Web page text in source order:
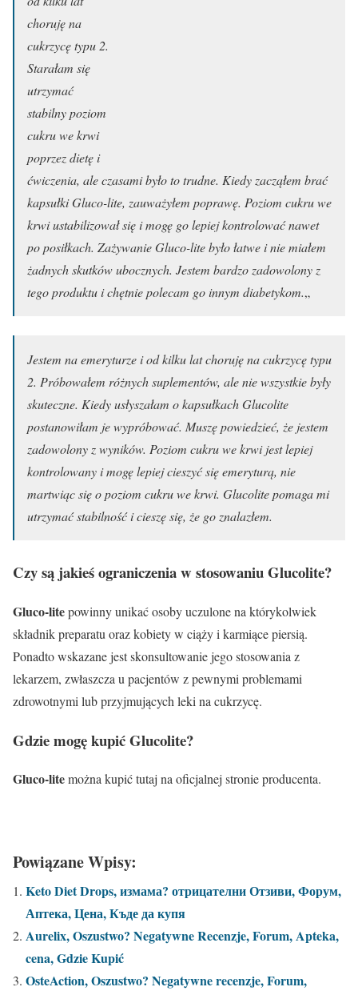
choruję na
cukrzycę typu 2.
Starałam się
utrzymać
stabilny poziom
cukru we krwi
poprzez dietę i
ćwiczenia, ale czasami było to trudne. Kiedy zacząłem brać
kapsułki Gluco-lite, zauważyłem poprawę. Poziom cukru we
krwi ustabilizował się i mogę go lepiej kontrolować nawet
po posiłkach. Zażywanie Gluco-lite było łatwe i nie miałem
żadnych skutków ubocznych. Jestem bardzo zadowolony z
tego produktu i chętnie polecam go innym diabetykom.„
Jestem na emeryturze i od kilku lat choruję na cukrzycę typu
2. Próbowałem różnych suplementów, ale nie wszystkie były
skuteczne. Kiedy usłyszałam o kapsułkach Glucolite
postanowiłam je wypróbować. Muszę powiedzieć, że jestem
zadowolony z wyników. Poziom cukru we krwi jest lepiej
kontrolowany i mogę lepiej cieszyć się emeryturą, nie
martwiąc się o poziom cukru we krwi. Glucolite pomaga mi
utrzymać stabilność i cieszę się, że go znalazłem.
Czy są jakieś ograniczenia w stosowaniuGlucolite?
Gluco-litepowinny unikać osoby uczulone na którykolwiek
składnik preparatu oraz kobiety w ciąży i karmiące piersią.
Ponadto wskazane jest skonsultowanie jego stosowania z
lekarzem, zwłaszcza u pacjentów z pewnymi problemami
zdrowotnymi lub przyjmujących leki na cukrzycę.
Gdzie mogę kupićGlucolite?
Gluco-litemożna kupić tutaj na oficjalnej stronie producenta.
Powiązane Wpisy:
Keto Diet Drops, измама? отрицателни Отзиви, Форум,
Аптека, Цена, Къде да купя
Aurelix, Oszustwo? Negatywne Recenzje, Forum, Apteka,
cena, Gdzie Kupić
OsteAction, Oszustwo? Negatywne recenzje, Forum,